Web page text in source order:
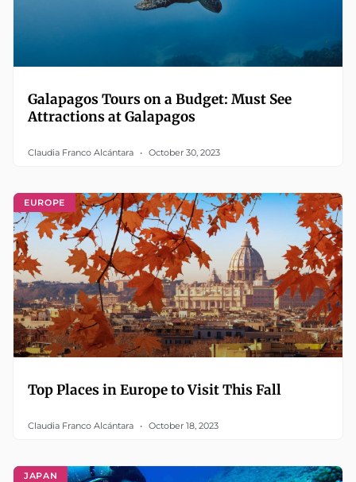
Galapagos Tours on a Budget: Must See
Attractions at Galapagos
Claudia Franco Alcántara October 30, 2023
EUROPE
Top Places in Europe to Visit This Fall
Claudia Franco Alcántara October 18, 2023
JAPAN